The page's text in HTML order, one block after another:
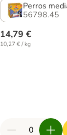
Perros
56798.45
14,79 €
10,27 € / kg